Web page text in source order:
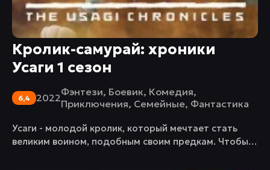
Кролик-самурай: хроники
Усаги 1 сезон
6,4 2022Фэнтези, Боевик, Комедия,
Приключения, Семейные, Фантастика
Усаги - молодой кролик, который мечтает стать
великим воином, подобным своим предкам. Чтобы